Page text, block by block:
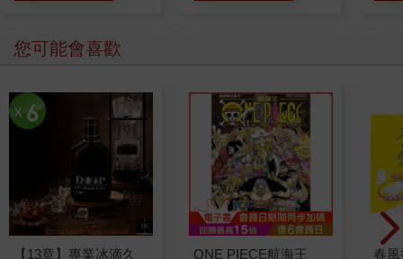
您可能會喜歡
【13章】專業冰滴久
ONE PIECE航海王
春